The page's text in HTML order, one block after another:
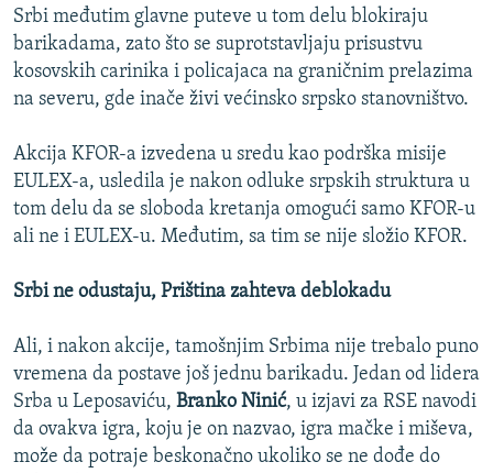
Srbi međutim glavne puteve u tom delu blokiraju
barikadama, zato što se suprotstavljaju prisustvu
kosovskih carinika i policajaca na graničnim prelazima
na severu, gde inače živi većinsko srpsko stanovništvo.
Akcija KFOR-a izvedena u sredu kao podrška misije
EULEX-a, usledila je nakon odluke srpskih struktura u
tom delu da se sloboda kretanja omogući samo KFOR-u
ali ne i EULEX-u. Međutim, sa tim se nije složio KFOR.
Srbi ne odustaju, Priština zahteva deblokadu
Ali, i nakon akcije, tamošnjim Srbima nije trebalo puno
vremena da postave još jednu barikadu. Jedan od lidera
Srba u Leposaviću, Branko Ninić, u izjavi za RSE navodi
da ovakva igra, koju je on nazvao, igra mačke i miševa,
može da potraje beskonačno ukoliko se ne dođe do